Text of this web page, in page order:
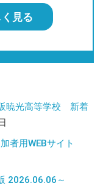
見る
暁光高等学校 新着
者用WEBサイト
2026.06.06～